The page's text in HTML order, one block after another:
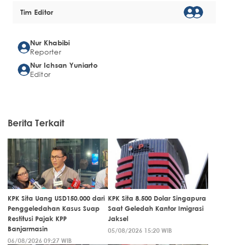
Tim Editor
Nur Khabibi
Reporter
Nur Ichsan Yuniarto
Editor
Berita Terkait
KPK Sita Uang USD150.000 dari
Penggeledahan Kasus Suap
Restitusi Pajak KPP
Banjarmasin
06/08/2026 09:27 WIB
KPK Sita 8.500 Dolar Singapura
Saat Geledah Kantor Imigrasi
Jaksel
05/08/2026 15:20 WIB